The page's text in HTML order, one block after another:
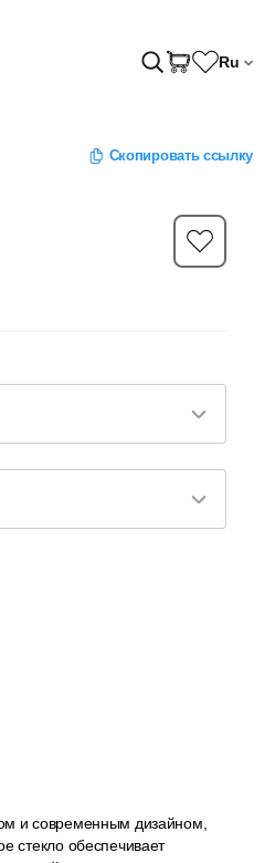
Ru
Скопировать ссылку
и современным дизайном,
стекло обеспечивает